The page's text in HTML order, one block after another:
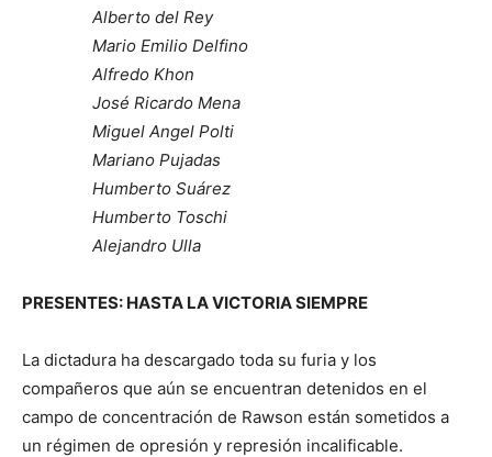
Alberto del Rey
Mario Emilio Delfino
Alfredo Khon
José Ricardo Mena
Miguel Angel Polti
Mariano Pujadas
Humberto Suárez
Humberto Toschi
Alejandro Ulla
PRESENTES: HASTA LA VICTORIA SIEMPRE
La dictadura ha descargado toda su furia y los
compañeros que aún se encuentran detenidos en el
campo de concentración de Rawson están sometidos a
un régimen de opresión y represión incalificable.